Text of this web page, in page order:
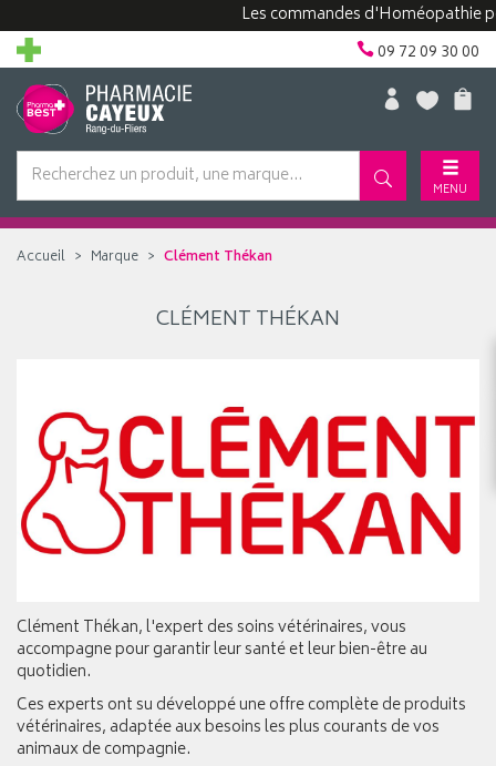
Les commandes d'Homéopathie
09 72 09 30 00
MENU
Accueil Marque Clément Thékan
CLÉMENT THÉKAN
Clément Thékan, l'expert des soins vétérinaires, vous
accompagne pour garantir leur santé et leur bien-être au
quotidien.
Ces experts ont su développé une offre complète de produits
vétérinaires, adaptée aux besoins les plus courants de vos
animaux de compagnie.